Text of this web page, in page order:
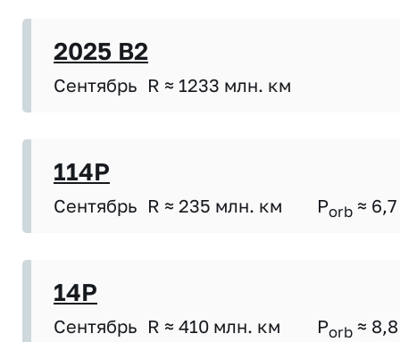
2025 B2
Сентябрь R ≈ 1233 млн. км
114P
Сентябрь R ≈ 235 млн. км Porb ≈ 6,7
14P
Сентябрь R ≈ 410 млн. км Porb ≈ 8,8